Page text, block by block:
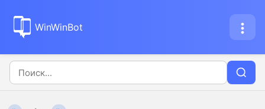
WinWinBot